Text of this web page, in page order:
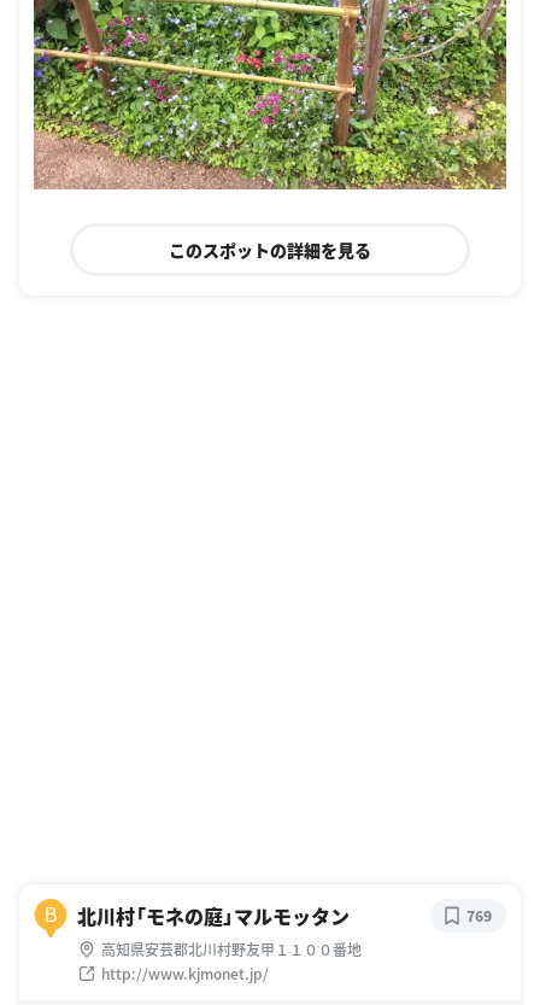
このスポットの詳細を見る
B 北川村「モネの庭」マルモッタン
高知県安芸郡北川村野友甲１１００番地
http://www.kjmonet.jp/
769